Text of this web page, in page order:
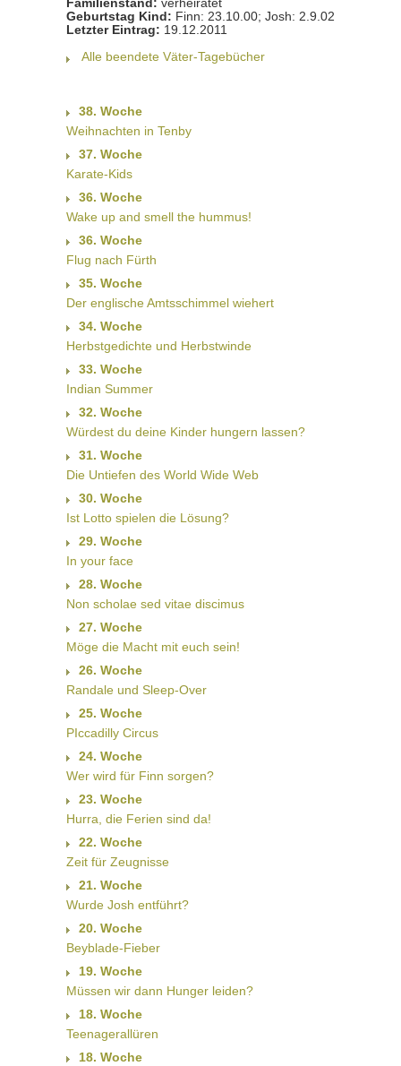
Familienstand: verheiratet
Geburtstag Kind: Finn: 23.10.00; Josh: 2.9.02
Letzter Eintrag: 19.12.2011
Alle beendete Väter-Tagebücher
38. Woche
Weihnachten in Tenby
37. Woche
Karate-Kids
36. Woche
Wake up and smell the hummus!
36. Woche
Flug nach Fürth
35. Woche
Der englische Amtsschimmel wiehert
34. Woche
Herbstgedichte und Herbstwinde
33. Woche
Indian Summer
32. Woche
Würdest du deine Kinder hungern lassen?
31. Woche
Die Untiefen des World Wide Web
30. Woche
Ist Lotto spielen die Lösung?
29. Woche
In your face
28. Woche
Non scholae sed vitae discimus
27. Woche
Möge die Macht mit euch sein!
26. Woche
Randale und Sleep-Over
25. Woche
PIccadilly Circus
24. Woche
Wer wird für Finn sorgen?
23. Woche
Hurra, die Ferien sind da!
22. Woche
Zeit für Zeugnisse
21. Woche
Wurde Josh entführt?
20. Woche
Beyblade-Fieber
19. Woche
Müssen wir dann Hunger leiden?
18. Woche
Teenagerallüren
18. Woche